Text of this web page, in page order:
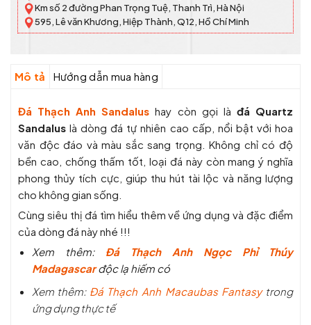
Km số 2 đường Phan Trọng Tuệ, Thanh Trì, Hà Nội
595, Lê văn Khương, Hiệp Thành, Q12, Hồ Chí Minh
Mô tả Hướng dẫn mua hàng
Đá Thạch Anh Sandalus hay còn gọi là đá Quartz
Sandalus là dòng đá tự nhiên cao cấp, nổi bật với hoa
văn độc đáo và màu sắc sang trọng. Không chỉ có độ
bền cao, chống thấm tốt, loại đá này còn mang ý nghĩa
phong thủy tích cực, giúp thu hút tài lộc và năng lượng
cho không gian sống.
Cùng siêu thị đá tìm hiểu thêm về ứng dụng và đặc điểm
của dòng đá này nhé !!!
Xem thêm: Đá Thạch Anh Ngọc Phỉ Thúy
Madagascarđộc lạ hiếm có
Xem thêm: Đá Thạch Anh Macaubas Fantasytrong
ứng dụng thực tế